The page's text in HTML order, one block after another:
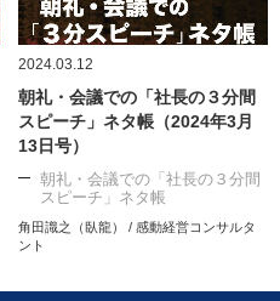
2024.03.12
朝礼・会議での「社長の３分間
スピーチ」ネタ帳（2024年3月
13日号）
朝礼・会議での「社長の３分間
スピーチ」ネタ帳
角田識之（臥龍） / 感動経営コンサルタ
ント